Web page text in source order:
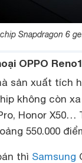
Snapdragon 6
OPPO
sản xuất tích
không còn
Honor
550.000
thì Samsung